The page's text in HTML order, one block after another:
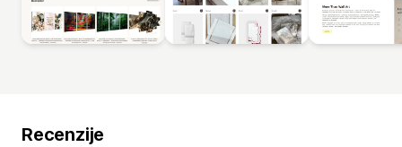
Recenzije